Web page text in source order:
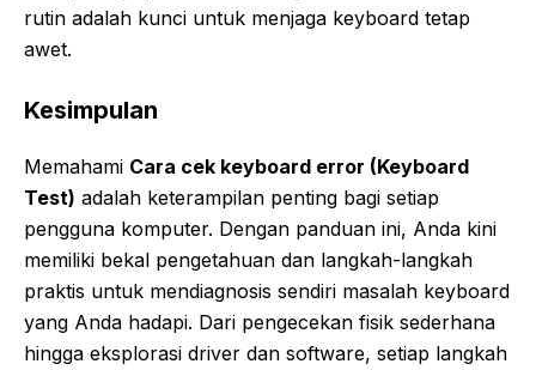
rutin adalah kunci untuk menjaga keyboard tetap
awet.
Kesimpulan
Memahami Cara cek keyboard error (Keyboard
Test) adalah keterampilan penting bagi setiap
pengguna komputer. Dengan panduan ini, Anda kini
memiliki bekal pengetahuan dan langkah-langkah
praktis untuk mendiagnosis sendiri masalah keyboard
yang Anda hadapi. Dari pengecekan fisik sederhana
hingga eksplorasi driver dan software, setiap langkah